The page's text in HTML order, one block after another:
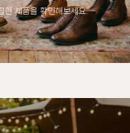
한 제품을 확인해보세요.